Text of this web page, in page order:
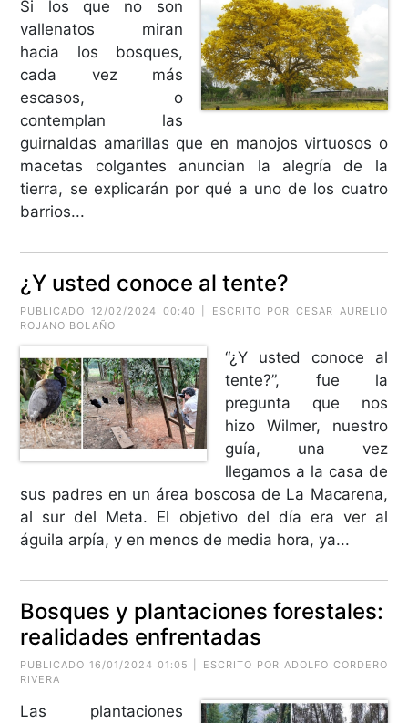
Si los que no son
vallenatos miran
hacia los bosques,
cada vez más
escasos, o
contemplan las
guirnaldas amarillas que en manojos virtuosos o
macetas colgantes anuncian la alegría de la
tierra, se explicarán por qué a uno de los cuatro
barrios...
¿Y usted conoce al tente?
PUBLICADO 12/02/2024 00:40 | ESCRITO POR CESAR AURELIO
ROJANO BOLAÑO
“¿Y usted conoce al
tente?”, fue la
pregunta que nos
hizo Wilmer, nuestro
guía, una vez
llegamos a la casa de
sus padres en un área boscosa de La Macarena,
al sur del Meta. El objetivo del día era ver al
águila arpía, y en menos de media hora, ya...
Bosques y plantaciones forestales:
realidades enfrentadas
PUBLICADO 16/01/2024 01:05 | ESCRITO POR ADOLFO CORDERO
RIVERA
Las plantaciones